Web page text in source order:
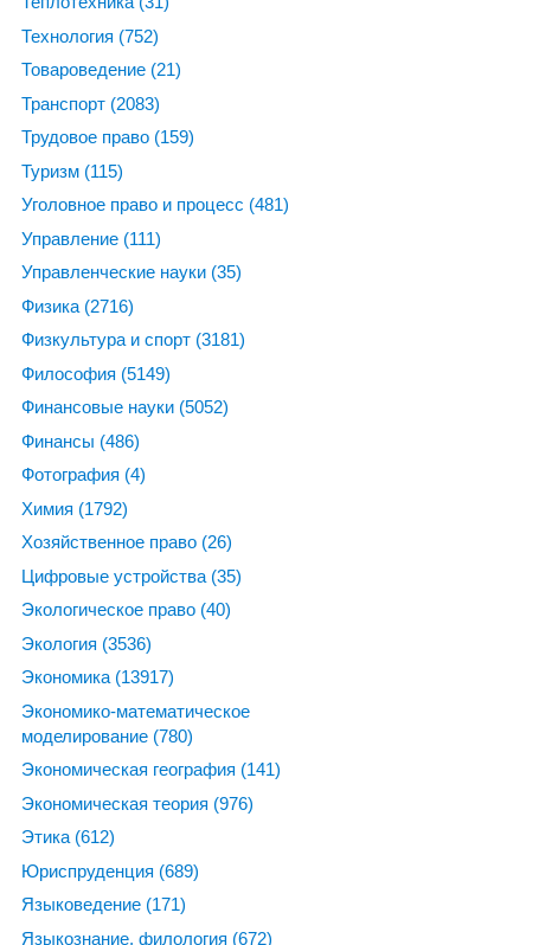
Технология (752)
Товароведение (21)
Транспорт (2083)
Трудовое право (159)
Туризм (115)
Уголовное право и процесс (481)
Управление (111)
Управленческие науки (35)
Физика (2716)
Физкультура и спорт (3181)
Философия (5149)
Финансовые науки (5052)
Финансы (486)
Фотография (4)
Химия (1792)
Хозяйственное право (26)
Цифровые устройства (35)
Экологическое право (40)
Экология (3536)
Экономика (13917)
Экономико-математическое
моделирование (780)
Экономическая география (141)
Экономическая теория (976)
Этика (612)
Юриспруденция (689)
Языковедение (171)
Языкознание, филология (672)